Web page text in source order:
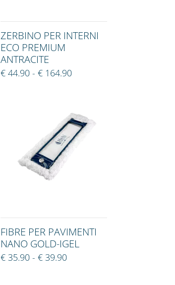
ZERBINO PER INTERNI
ECO PREMIUM
ANTRACITE
€ 44.90 - € 164.90
FIBRE PER PAVIMENTI
NANO GOLD-IGEL
€ 35.90 - € 39.90